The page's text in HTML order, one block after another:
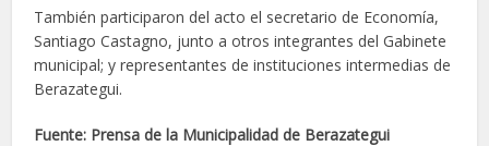
También participaron del acto el secretario de Economía,
Santiago Castagno, junto a otros integrantes del Gabinete
municipal; y representantes de instituciones intermedias de
Berazategui.
Fuente: Prensa de la Municipalidad de Berazategui